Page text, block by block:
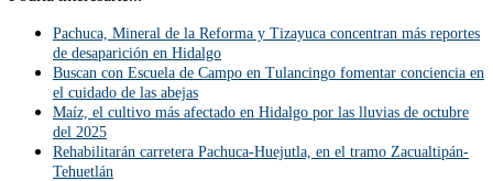
Pachuca, Mineral de la Reforma y Tizayuca concentran más reportes
de desaparición en Hidalgo
Buscan con Escuela de Campo en Tulancingo fomentar conciencia en
el cuidado de las abejas
Maíz, el cultivo más afectado en Hidalgo por las lluvias de octubre
del 2025
Rehabilitarán carretera Pachuca-Huejutla, en el tramo Zacualtipán-
Tehuetlán